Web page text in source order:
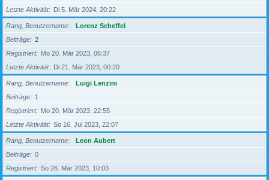
Letzte Aktivität
Di 5. Mär 2024, 20:22
Rang, Benutzername
Lorenz Scheffel
Beiträge
2
Registriert
Mo 20. Mär 2023, 06:37
Letzte Aktivität
Di 21. Mär 2023, 00:20
Rang, Benutzername
Luigi Lenzini
Beiträge
1
Registriert
Mo 20. Mär 2023, 22:55
Letzte Aktivität
So 16. Jul 2023, 22:07
Rang, Benutzername
Leon Aubert
Beiträge
0
Registriert
So 26. Mär 2023, 10:03